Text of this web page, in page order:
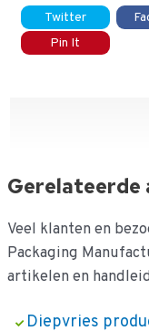
Twitter
Pin It
Gerelateerde
Veel klanten en
Packaging
artikelen en
Diepvries